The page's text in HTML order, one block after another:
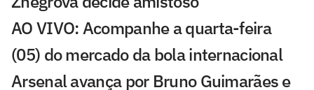
AO VIVO: Acompanhe a quarta-feira
(05) do mercado da bola internacional
Arsenal avança por Bruno Guimarães e